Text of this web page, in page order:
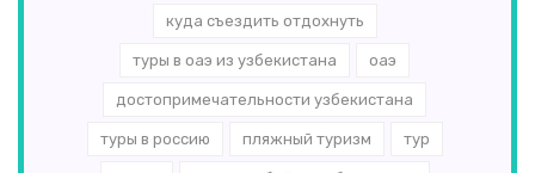
куда съездить отдохнуть
туры в оаэ из узбекистана оаэ
достопримечательности узбекистана
туры в россию пляжный туризм тур